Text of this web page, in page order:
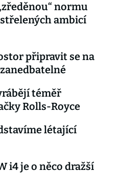
normu
ambicí
připravit se na
téměř
Rolls-Royce
létající
i4 je o něco dražší